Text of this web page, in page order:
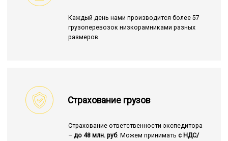
Каждый день нами производится более 57
грузоперевозок низкорамниками разных
размеров.
Страхование грузов
Страхование ответственности экспедитора
– до 48 млн. руб. Можем принимать с НДС/